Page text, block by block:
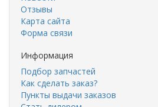
Отзывы
Карта сайта
Форма связи
Информация
Подбор запчастей
Как сделать заказ?
Пункты выдачи заказов